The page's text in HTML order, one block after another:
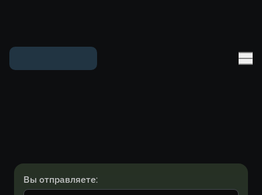
Вы отправляете: